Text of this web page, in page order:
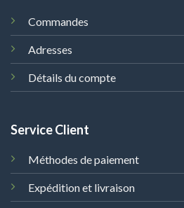
Commandes
Adresses
Détails du compte
Service Client
Méthodes de paiement
Expédition et livraison